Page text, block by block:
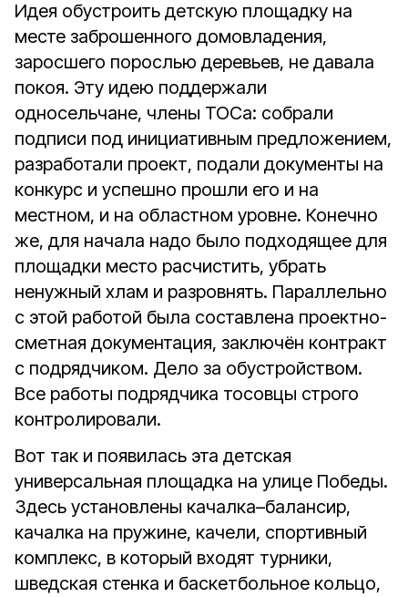
Идея обустроить детскую площадку на
месте заброшенного домовладения,
заросшего порослью деревьев, не давала
покоя. Эту идею поддержали
односельчане, члены ТОСа: собрали
подписи под инициативным предложением,
разработали проект, подали документы на
конкурс и успешно прошли его и на
местном, и на областном уровне. Конечно
же, для начала надо было подходящее для
площадки место расчистить, убрать
ненужный хлам и разровнять. Параллельно
с этой работой была составлена проектно-
сметная документация, заключён контракт
с подрядчиком. Дело за обустройством.
Все работы подрядчика тосовцы строго
контролировали.
Вот так и появилась эта детская
универсальная площадка на улице Победы.
Здесь установлены качалка–балансир,
качалка на пружине, качели, спортивный
комплекс, в который входят турники,
шведская стенка и баскетбольное кольцо,